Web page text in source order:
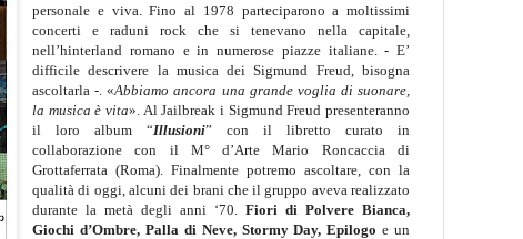
personale e viva. Fino al 1978 parteciparono a moltissimi
concerti e raduni rock che si tenevano nella capitale,
nell’hinterland romano e in numerose piazze italiane. - E’
difficile descrivere la musica dei Sigmund Freud, bisogna
ascoltarla -.«Abbiamo ancora una grande voglia di suonare,
la musica è vita» Al Jailbreak i Sigmund Freud presenteranno
il loro album “Illusioni” con il libretto curato in
collaborazione con il M° d’Arte Mario Roncaccia di
Grottaferrata (Roma). Finalmente potremo ascoltare, con la
qualità di oggi, alcuni dei brani che il gruppo aveva realizzato
durante la metà degli anni ‘70.Fiori di Polvere Bianca,
Giochi d’Ombre, Palla di Neve, Stormy Day, Epilogo e un